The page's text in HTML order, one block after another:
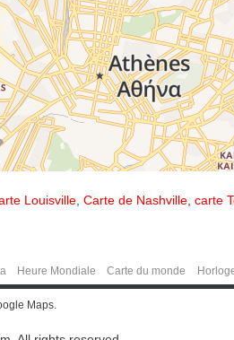
Louisville Carte de Nashville carte
Heure Mondiale Carte du monde
Maps.